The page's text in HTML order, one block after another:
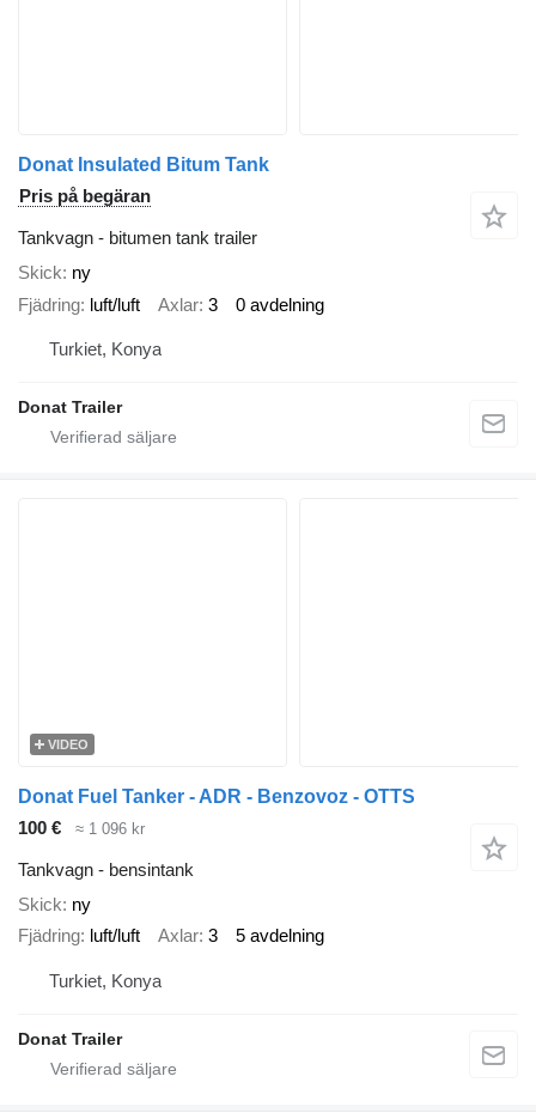
Donat Insulated Bitum Tank
Pris på begäran
Tankvagn - bitumen tank trailer
Skick ny
Fjädring luft/luft Axlar 3 0 avdelning
Turkiet, Konya
Donat Trailer
VIDEO
Donat Fuel Tanker - ADR - Benzovoz - OTTS
100 €
≈ 1 096 kr
Tankvagn - bensintank
Skick ny
Fjädring luft/luft Axlar 3 5 avdelning
Turkiet, Konya
Donat Trailer